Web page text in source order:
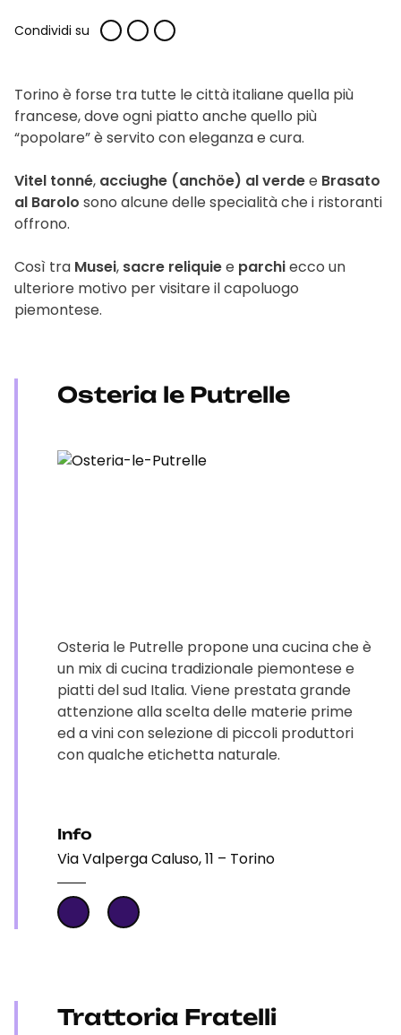
Condividi su
Torino è forse tra tutte le città italiane quella più
francese, dove ogni piatto anche quello più
“popolare” è servito con eleganza e cura.
Vitel tonné, acciughe (anchöe) al verdee Brasato
al Barolo sono alcune delle specialità che i ristoranti
offrono.
Così tra Musei, sacre reliquiee parchiecco un
ulteriore motivo per visitare il capoluogo
piemontese.
Osteria le Putrelle
Osteria le Putrelle propone una cucina che è
un mix di cucina tradizionale piemontese e
piatti del sud Italia. Viene prestata grande
attenzione alla scelta delle materie prime
ed a vini con selezione di piccoli produttori
con qualche etichetta naturale.
Info
Via Valperga Caluso, 11 – Torino
Trattoria Fratelli